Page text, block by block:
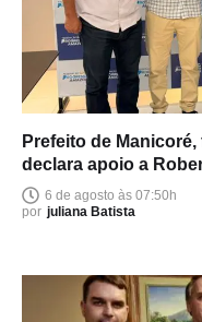
Prefeito de
declara apoio a
6 de agosto às 07:50h
por juliana Batista